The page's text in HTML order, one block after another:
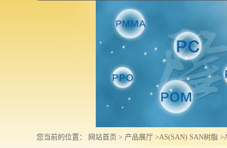
您当前的位置： 网站首页 > 产品展厅 >AS(SAN) SAN树脂 >